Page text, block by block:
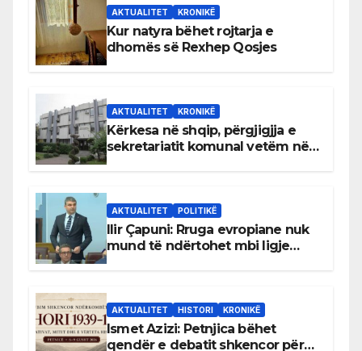
AKTUALITET KRONIKË
Kur natyra bëhet rojtarja e
dhomës së Rexhep Qosjes
AKTUALITET KRONIKË
Kërkesa në shqip, përgjigjja e
sekretariatit komunal vetëm në
AKTUALITET POLITIKË
Ilir Çapuni: Rruga evropiane nuk
mund të ndërtohet mbi ligje
AKTUALITET HISTORI KRONIKË
Ismet Azizi: Petnjica bëhet
qendër e debatit shkencor për